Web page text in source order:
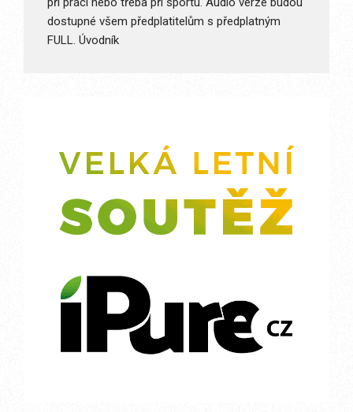
dostupné všem předplatitelům s předplatným
FULL. Úvodník